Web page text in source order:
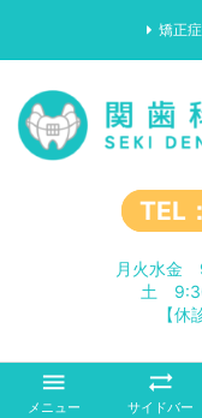
TEL
月火水金
土
【

メニュー

サイドバー
矯正